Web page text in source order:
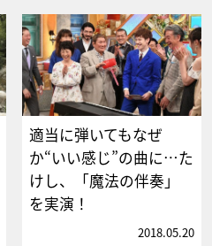
適当に弾いてもなぜ
か“いい感じ”の曲に…た
けし、「魔法の伴奏」
を実演！
2018.05.20